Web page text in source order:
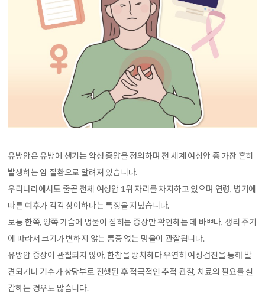
유방암은 유방에 생기는 악성 종양을 정의하며 전 세계 여성암 중 가장 흔히
발생하는 암 질환으로 알려져 있습니다.
우리나라에서도 줄곧 전체 여성암 1위 자리를 차지하고 있으며 연령, 병기에
따른 예후가 각각 상이하다는 특징을 지녔습니다.
보통 한쪽, 양쪽 가슴에 멍울이 잡히는 증상만 확인하는 데 바쁘나, 생리 주기
에 따라서 크기가 변하지 않는 통증 없는 멍울이 관찰됩니다.
유방암 증상이 관찰되지 않아, 한참을 방치하다 우연히 여성검진을 통해 발
견되거나 기수가 상당부로 진행된 후 적극적인 추적 관찰, 치료의 필요를 실
감하는 경우도 많습니다.